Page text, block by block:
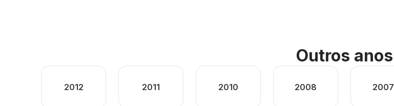
Outros anos
2012 2011 2010 2008 2007